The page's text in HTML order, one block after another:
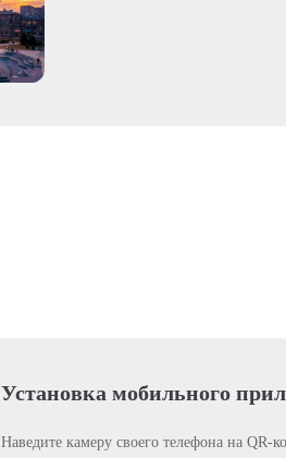
Установка мобильного
Наведите камеру своего телефона на QR-